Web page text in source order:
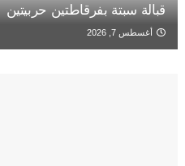
قبالة سبتة بفرقاطتين حربيتين
أغسطس 7, 2026